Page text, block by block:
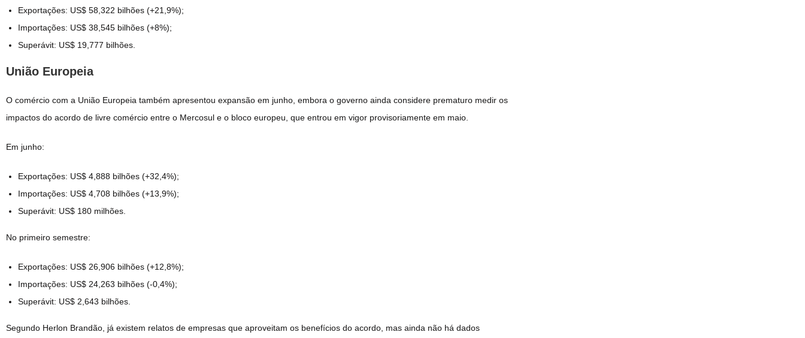
Exportações: US$ 58,322 bilhões (+21,9%);
Importações: US$ 38,545 bilhões (+8%);
Superávit: US$ 19,777 bilhões.
União Europeia
O comércio com a União Europeia também apresentou expansão em junho, embora o governo ainda considere prematuro medir os
impactos do acordo de livre comércio entre o Mercosul e o bloco europeu, que entrou em vigor provisoriamente em maio.
Em junho:
Exportações: US$ 4,888 bilhões (+32,4%);
Importações: US$ 4,708 bilhões (+13,9%);
Superávit: US$ 180 milhões.
No primeiro semestre:
Exportações: US$ 26,906 bilhões (+12,8%);
Importações: US$ 24,263 bilhões (-0,4%);
Superávit: US$ 2,643 bilhões.
Segundo Herlon Brandão, já existem relatos de empresas que aproveitam os benefícios do acordo, mas ainda não há dados